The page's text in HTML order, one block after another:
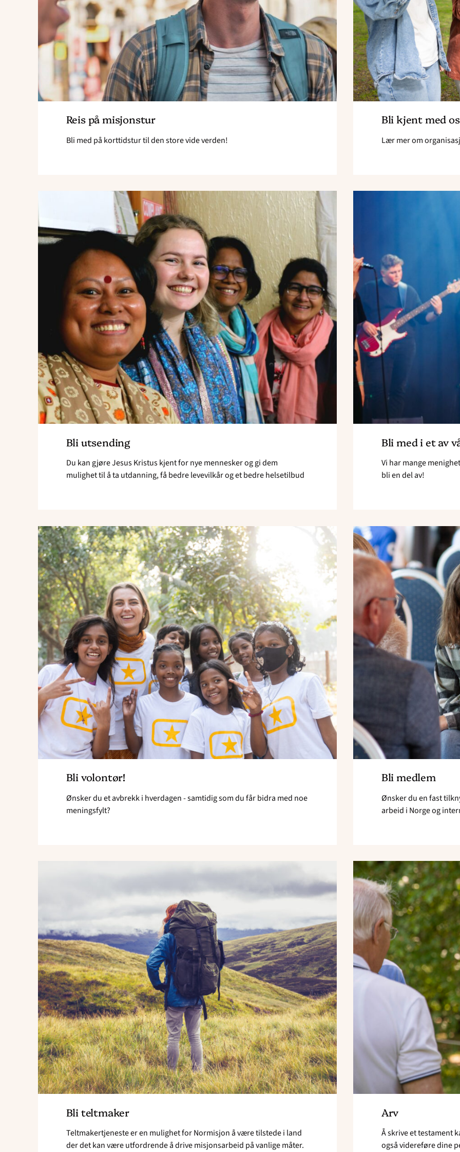
Reis på misjonstur
Bli med på korttidstur til den store vide verden!
Bli kjent med
Lær mer om
Bli utsending
Du kan gjøre Jesus Kristus kjent for nye mennesker og gi dem
mulighet til å ta utdanning, få bedre levevilkår og et bedre helsetilbud
Read
article
"Bli
utsending"
Bli med i et av
Vi har mange
bli en del av!
Bli volontør!
Ønsker du et avbrekk i hverdagen - samtidig som du får bidra med noe
meningsfylt?
Read
article
"Bli
volontør!"
Bli medlem
Ønsker du en fast
arbeid i Norge og
Bli teltmaker
Teltmakertjeneste er en mulighet for Normisjon å være tilstede i land
der det kan være utfordrende å drive misjonsarbeid på vanlige måter.
"Bli
teltmaker"
Arv
Å skrive et testament
også videreføre dine